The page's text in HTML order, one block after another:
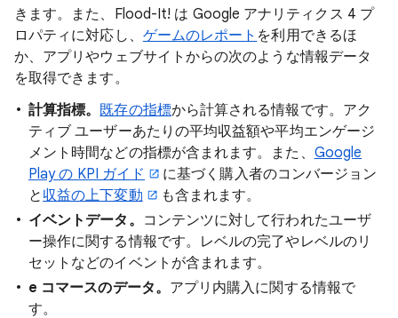
きます。また、Flood-It! は Google アナリティクス 4 プ
ロパティに対応し、 ゲームのレポート を利用できるほ
か、アプリやウェブサイトからの次のような情報データ
を取得できます。
計算指標。 既存の指標から計算される情報です。アク
ティブ ユーザーあたりの平均収益額や平均エンゲージ
メント時間などの指標が含まれます。また、 Google
Play の KPI ガイド
に基づく購入者のコンバージョン
と 収益の上下変動
も含まれます。
イベントデータ。 コンテンツに対して行われたユーザ
ー操作に関する情報です。レベルの完了やレベルのリ
セットなどのイベントが含まれます。
e コマースのデータ。 アプリ内購入に関する情報で
す。